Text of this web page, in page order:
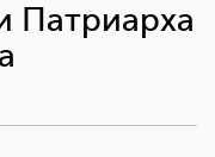
Патриарха